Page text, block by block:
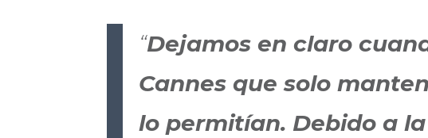
“Dejamos en claro
Cannes que solo
lo permitían. Debido a